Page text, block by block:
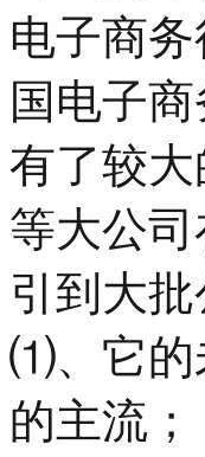
电子商
国电子
有了较
等大公
引到大
⑴、它的
的主流；